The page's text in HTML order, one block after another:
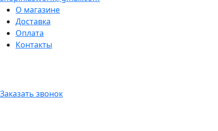
О магазине
Доставка
Оплата
Контакты
Заказать звонок